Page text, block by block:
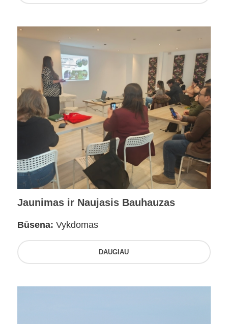
Jaunimas ir Naujasis Bauhauzas
Būsena: Vykdomas
DAUGIAU